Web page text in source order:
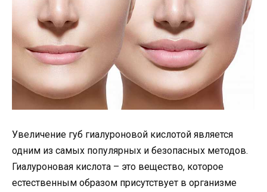
Увеличение губ гиалуроновой кислотой является
одним из самых популярных и безопасных методов.
Гиалуроновая кислота – это вещество, которое
естественным образом присутствует в организме